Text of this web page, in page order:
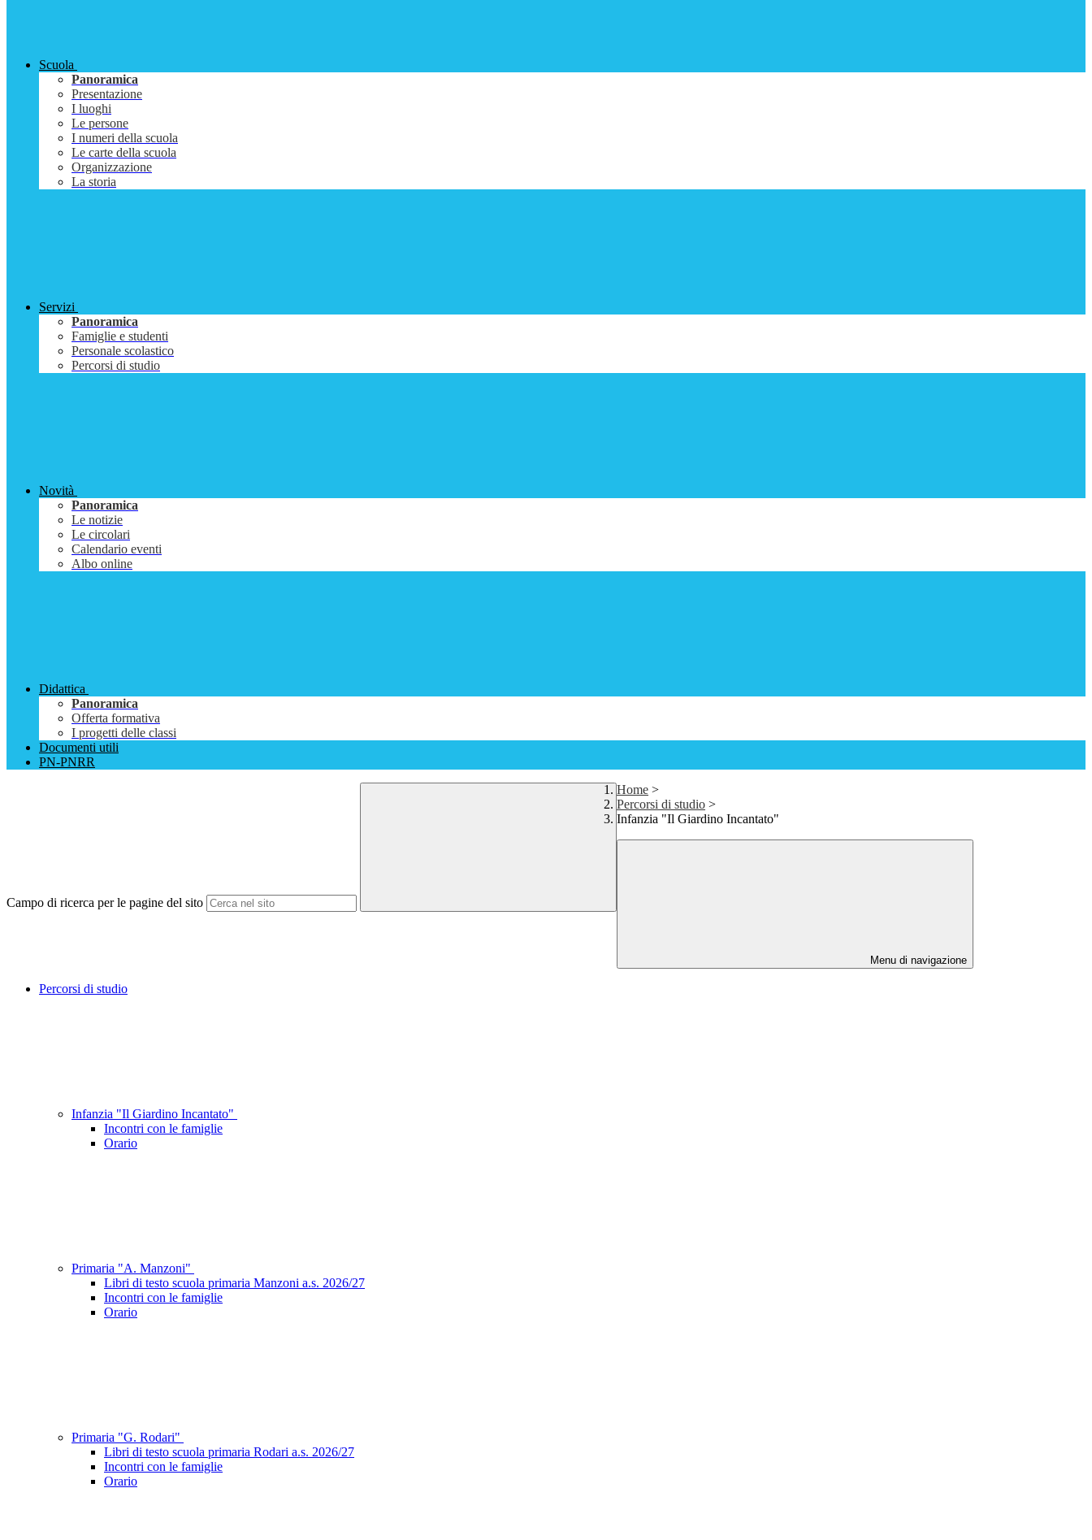
Scuola
Panoramica
Presentazione
I luoghi
Le persone
I numeri della scuola
Le carte della scuola
Organizzazione
La storia
Servizi
Panoramica
Famiglie e studenti
Personale scolastico
Percorsi di studio
Novità
Panoramica
Le notizie
Le circolari
Calendario eventi
Albo online
Didattica
Panoramica
Offerta formativa
I progetti delle classi
Documenti utili
PN-PNRR
Campo di ricerca per le pagine del sito
Home >
Percorsi di studio >
Infanzia "Il Giardino Incantato"
Menu di navigazione
Percorsi di studio
Infanzia "Il Giardino Incantato"
Incontri con le famiglie
Orario
Primaria "A. Manzoni"
Libri di testo scuola primaria Manzoni a.s. 2026/27
Incontri con le famiglie
Orario
Primaria "G. Rodari"
Libri di testo scuola primaria Rodari a.s. 2026/27
Incontri con le famiglie
Orario